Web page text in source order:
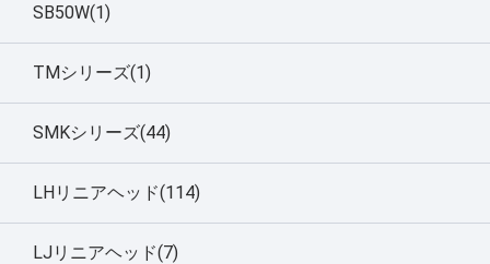
SB50W(1)
TMシリーズ(1)
SMKシリーズ(44)
LHリニアヘッド(114)
LJリニアヘッド(7)